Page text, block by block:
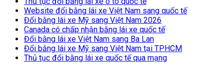
Website đổi bằng lái xe Việt Nam sang quốc tế
Đổi bằng lái xe Mỹ sang Việt Nam 2026
Canada có chấp nhận bằng lái xe quốc tế
Đổi bằng lái xe Việt Nam sang Ba Lan
Đổi bằng lái xe Mỹ sang Việt Nam tại TPHCM
Thủ tục đổi bằng lái xe quốc tế qua mạng